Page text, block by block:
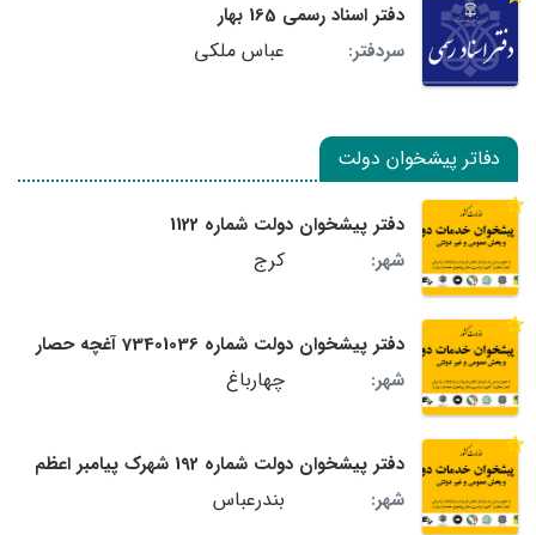
دفتر اسناد رسمی 165 بهار
سردفتر:
عباس ملکی
دفاتر پیشخوان دولت
دفتر پیشخوان دولت شماره 1122
شهر:
کرج
دفتر پیشخوان دولت شماره 73401036 آغچه حصار
شهر:
چهارباغ
دفتر پیشخوان دولت شماره 192 شهرک پیامبر اعظم
شهر:
بندرعباس